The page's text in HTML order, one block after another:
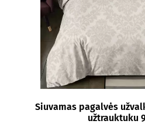
Siuvamas pagalvės
užtrauktuku